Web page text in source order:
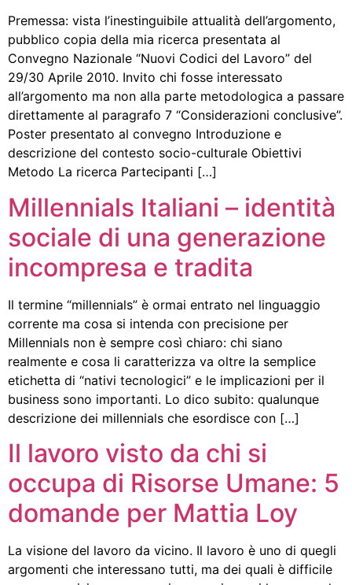
Premessa: vista l’inestinguibile attualità dell’argomento,
pubblico copia della mia ricerca presentata al
Convegno Nazionale “Nuovi Codici del Lavoro” del
29/30 Aprile 2010. Invito chi fosse interessato
all’argomento ma non alla parte metodologica a passare
direttamente al paragrafo 7 “Considerazioni conclusive”.
Poster presentato al convegno Introduzione e
descrizione del contesto socio-culturale Obiettivi
Metodo La ricerca Partecipanti […]
Millennials Italiani – identità
sociale di una generazione
incompresa e tradita
Il termine “millennials” è ormai entrato nel linguaggio
corrente ma cosa si intenda con precisione per
Millennials non è sempre così chiaro: chi siano
realmente e cosa li caratterizza va oltre la semplice
etichetta di “nativi tecnologici” e le implicazioni per il
business sono importanti. Lo dico subito: qualunque
descrizione dei millennials che esordisce con […]
Il lavoro visto da chi si
occupa di Risorse Umane: 5
domande per Mattia Loy
La visione del lavoro da vicino. Il lavoro è uno di quegli
argomenti che interessano tutti, ma dei quali è difficile